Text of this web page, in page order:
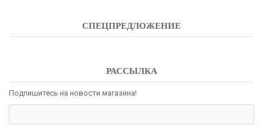
СПЕЦПРЕДЛОЖЕНИЕ
РАССЫЛКА
Подпишитесь на новости магазина!